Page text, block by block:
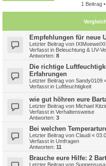
1 Beitrag
Empfehlungen für neue
Letzter Beitrag von IXIMoeweIXI
Verfasst in Beleuchtung & UV-
Antworten: 8
Die richtige
Erfahrungen
Letzter Beitrag von Sandy0109
Verfasst in Luftfeuchtigkeit
wie gut höhren eure
Letzter Beitrag von Michael
Verfasst in Verhaltensweise
Antworten: 3
Bei welchen
Letzter Beitrag von Claudi «
Verfasst in Umfragen
Antworten: 11
Brauche eure Hilfe: 2
Letzter Beitrag von Suppensusa